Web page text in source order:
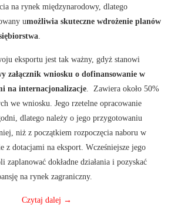
na rynek międzynarodowy, dlatego
umożliwia skuteczne wdrożenie planów
.
eksportu jest tak ważny, gdyż stanowi
załącznik wniosku o dofinansowanie w
na internacjonalizacje. Zawiera około 50%
we wniosku. Jego rzetelne opracowanie
dlatego należy o jego przygotowaniu
niż z początkiem rozpoczęcia naboru w
z dotacjami na eksport. Wcześniejsze jego
zaplanować dokładne działania i pozyskać
na rynek zagraniczny.
Czytaj dalej →